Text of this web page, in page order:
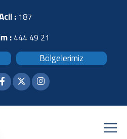
: 187
: 444 49 21
Bölgelerimiz